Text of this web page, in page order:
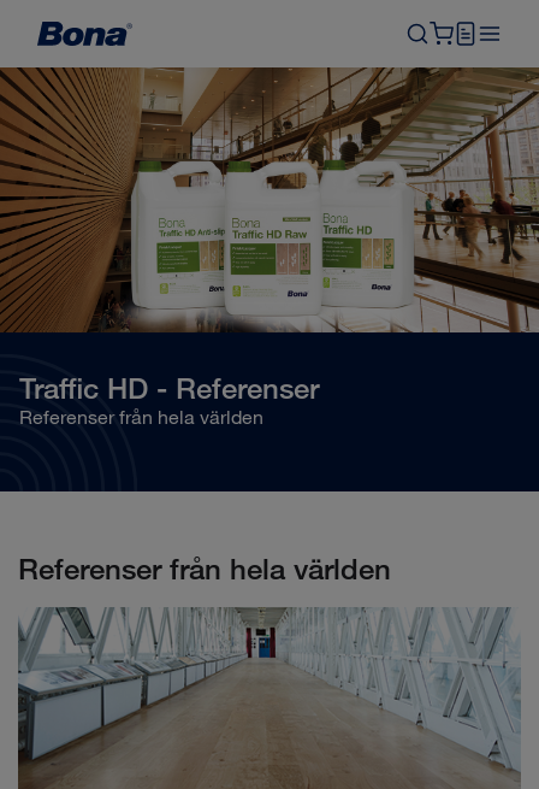
Traffic HD - Referenser
Referenser från hela världen
Referenser från hela världen